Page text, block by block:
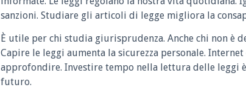
sanzioni. Studiare gli articoli di legge migliora la
È utile per chi studia giurisprudenza. Anche chi non è
Capire le leggi aumenta la sicurezza personale.
approfondire. Investire tempo nella lettura delle leggi
futuro.